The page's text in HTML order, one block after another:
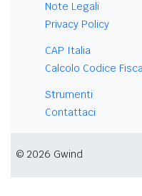
Note Legali
Privacy Policy
CAP Italia
Calcolo Codice
Strumenti
Contattaci
© 2026 Gwind